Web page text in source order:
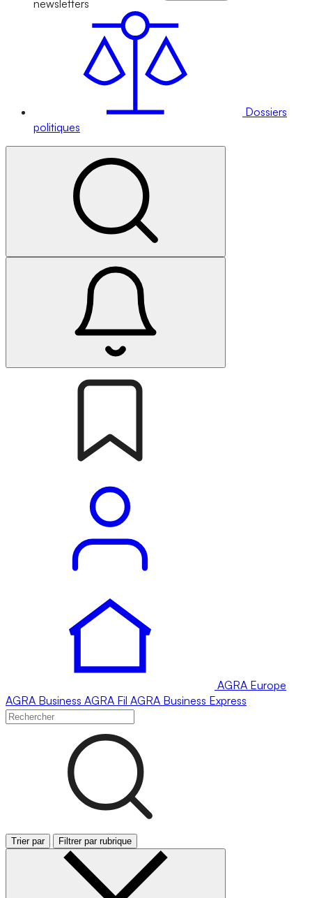
newsletters
Dossiers
politiques
AGRA Europe
AGRA Business AGRA Fil AGRA Business Express
Trier par Filtrer par rubrique